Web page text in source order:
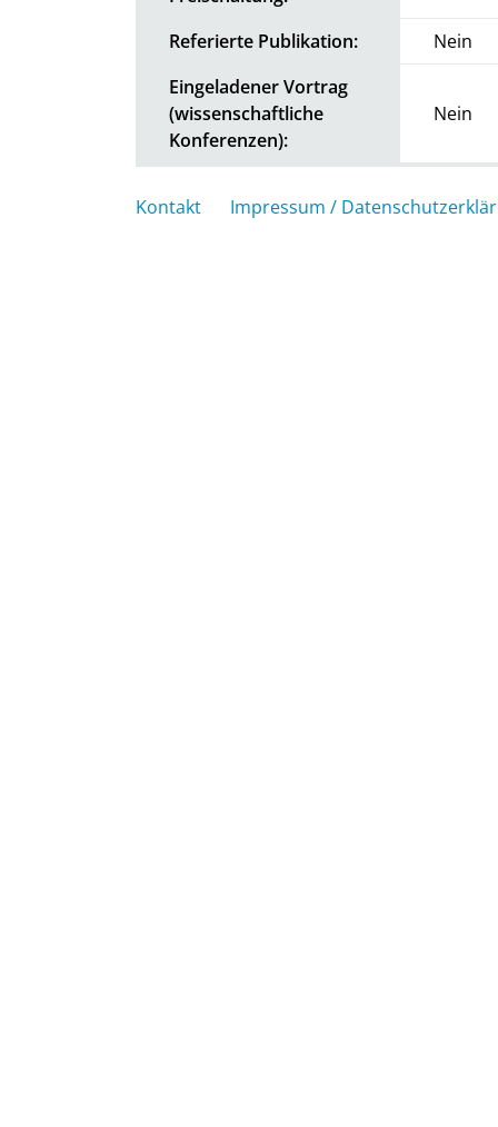
Referierte Publikation:
Nein
Eingeladener Vortrag
(wissenschaftliche
Konferenzen):
Nein
Kontakt Impressum /